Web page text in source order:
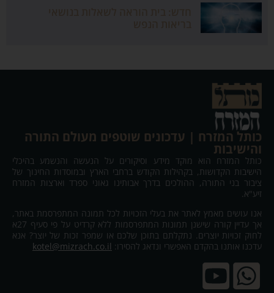
כותל המזרח | עדכונים שוטפים מעולם התורה
והישיבות
כותל המזרח הוא מוקד מידע וסיקורים על הנעשה והנשמע בהיכלי
הישיבות הקדושות, בקהילות הקודש ברחבי הארץ ובמוסדות החינוך של
ציבור בני התורה, ההולכים בדרך אבותינו גאוני ספרד וארצות המזרח
זיע"א.
אנו עושים מאמץ לאתר את בעלי הזכויות לכל תמונה המתפרסמת באתר,
אך עדיין קורה שישנן תמונות המתפרסמות ללא קרדיט על פי סעיף 27א
לחוק זכויות יוצרים. נתקלתם בתוכן שלכם או שמפר זכות של יוצר? אנא
עדכנו אותנו בהקדם האפשרי ונדאג להסירו:kotel@mizrach.co.il